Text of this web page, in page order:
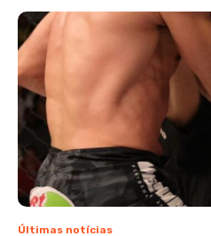
Últimas notícias